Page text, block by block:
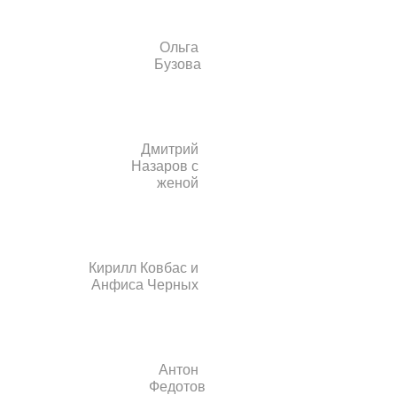
Ольга
Бузова
Дмитрий
Назаров с
женой
Кирилл Ковбас и
Анфиса Черных
Антон
Федотов